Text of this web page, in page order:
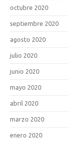
octubre 2020
septiembre 2020
agosto 2020
julio 2020
junio 2020
mayo 2020
abril 2020
marzo 2020
enero 2020